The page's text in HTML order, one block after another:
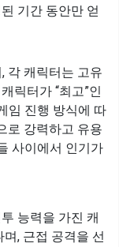
기간 동안만 얻
각 캐릭터는 고유
릭터가 “최고”인
임 진행 방식에 따
로 강력하고 유용
사이에서 인기가
능력을 가진 캐
, 근접 공격을 선